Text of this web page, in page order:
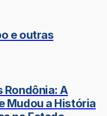
e outras
Rondônia: A
Mudou a História